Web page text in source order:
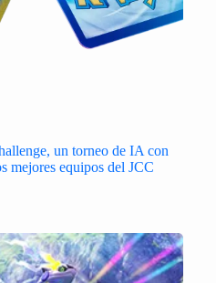
un torneo de IA con
mejores equipos del JCC